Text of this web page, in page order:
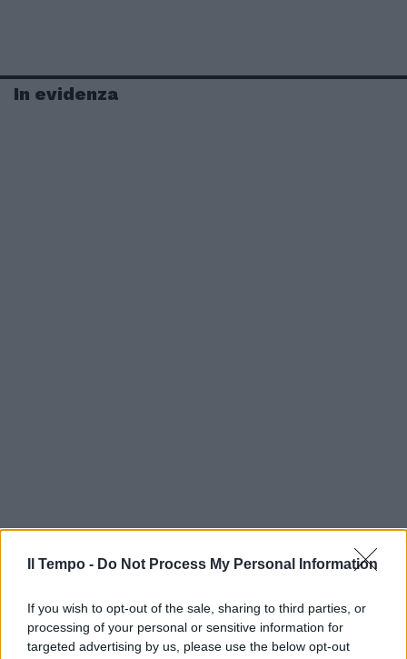
Il Tempo - Do Not Process My Personal Information
If you wish to opt-out of the sale, sharing to third parties, or
processing of your personal or sensitive information for
targeted advertising by us, please use the below opt-out
In evidenza